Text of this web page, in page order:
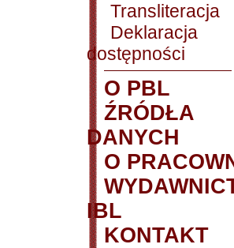
Transliteracja
Deklaracja
dostępności
O PBL
ŹRÓDŁA
DANYCH
O
IBL
KONTAKT